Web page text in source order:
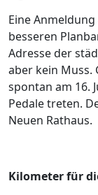
Eine
besseren
Adresse der
aber kein Muss.
spontan am 16.
Pedale treten.
Neuen Rathaus.
Kilometer für